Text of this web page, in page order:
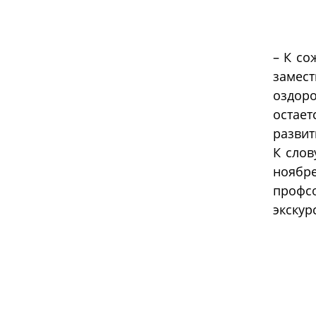
– К
К